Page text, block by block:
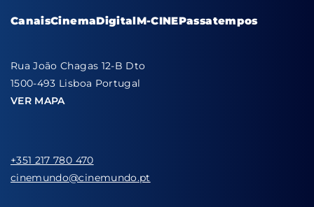
CanaisCinemaDigitalM-CINEPassatempos
Rua João Chagas 12-B Dto
1500-493 Lisboa Portugal
VER MAPA
+351 217 780 470
cinemundo@cinemundo.pt